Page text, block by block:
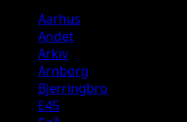
Aarhus
Andet
Arkiv
Arnborg
Bjerringbro
E45